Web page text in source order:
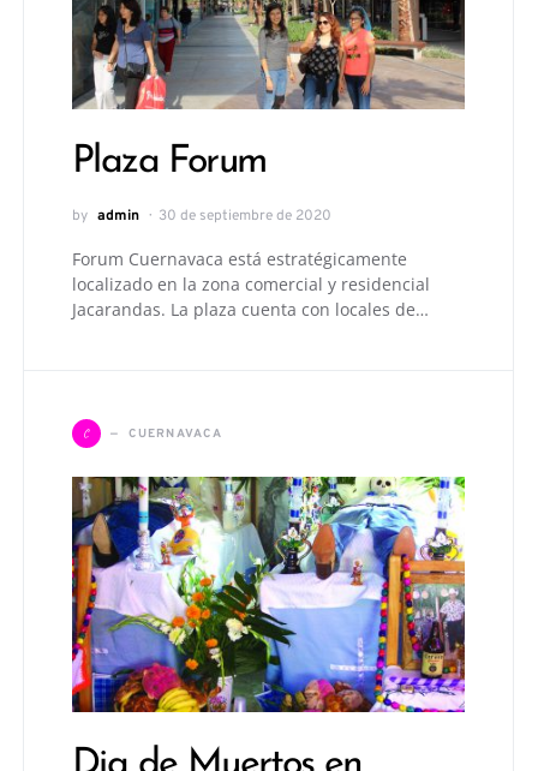
Plaza Forum
by admin 30 de septiembre de 2020
Forum Cuernavaca está estratégicamente
localizado en la zona comercial y residencial
Jacarandas. La plaza cuenta con locales de…
C CUERNAVACA